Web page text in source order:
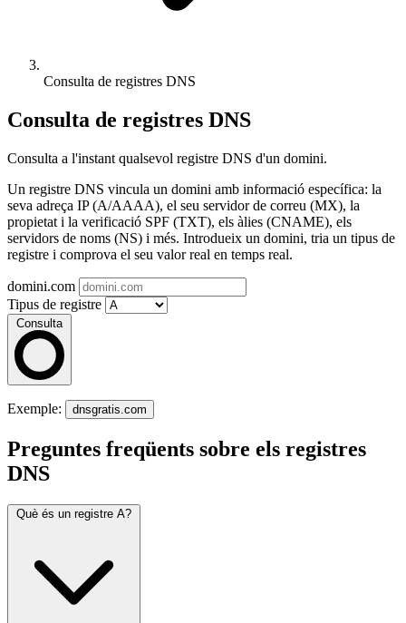
Consulta de registres DNS
Consulta de registres DNS
Consulta a l'instant qualsevol registre DNS d'un domini.
Un registre DNS vincula un domini amb informació específica: la
seva adreça IP (A/AAAA), el seu servidor de correu (MX), la
propietat i la verificació SPF (TXT), els àlies (CNAME), els
servidors de noms (NS) i més. Introdueix un domini, tria un tipus de
registre i comprova el seu valor real en temps real.
domini.com
Tipus de registre
Consulta
Exemple: dnsgratis.com
Preguntes freqüents sobre els registres
DNS
Què és un registre A?